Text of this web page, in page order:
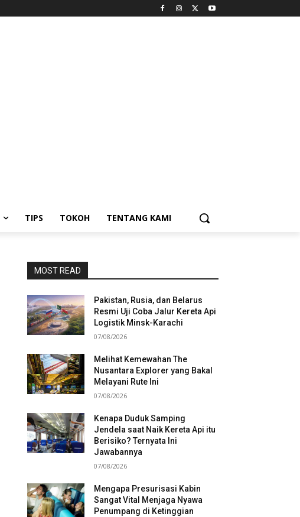
TIPS TOKOH TENTANG KAMI
MOST READ
Pakistan, Rusia, dan Belarus
Resmi Uji Coba Jalur Kereta Api
Logistik Minsk-Karachi
07/08/2026
Melihat Kemewahan The
Nusantara Explorer yang Bakal
Melayani Rute Ini
07/08/2026
Kenapa Duduk Samping
Jendela saat Naik Kereta Api itu
Berisiko? Ternyata Ini
Jawabannya
07/08/2026
Mengapa Presurisasi Kabin
Sangat Vital Menjaga Nyawa
Penumpang di Ketinggian